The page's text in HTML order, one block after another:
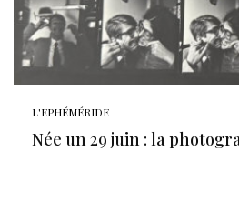
L'EPHÉMÉRIDE
Née un 29 juin : la